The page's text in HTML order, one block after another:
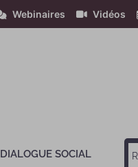
Webinaires Vidéos
DIALOGUE SOCIAL